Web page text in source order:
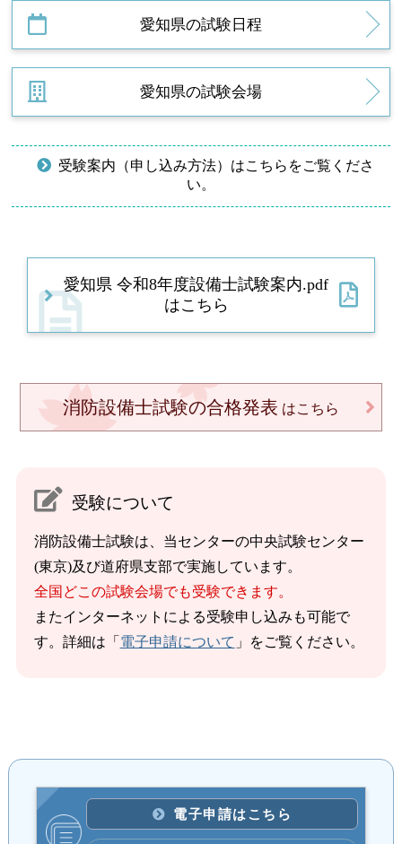
愛知県の試験日程
愛知県の試験会場
受験案内（申し込み方法）はこちらをご覧くださ
い。
愛知県 令和8年度設備士試験案内.pdf
はこちら
消防設備士試験の合格発表 はこちら
受験について
消防設備士試験は、当センターの中央試験センター
(東京)及び道府県支部で実施しています。
全国どこの試験会場でも受験できます。
またインターネットによる受験申し込みも可能で
す。詳細は「 電子申請について 」をご覧ください。
電子申請はこちら